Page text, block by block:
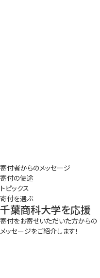
寄付者からのメッセージ
寄付の使途
トピックス
寄付を選ぶ
千葉商科大学を応援
寄付をお寄せいただいた方からの
メッセージをご紹介します！